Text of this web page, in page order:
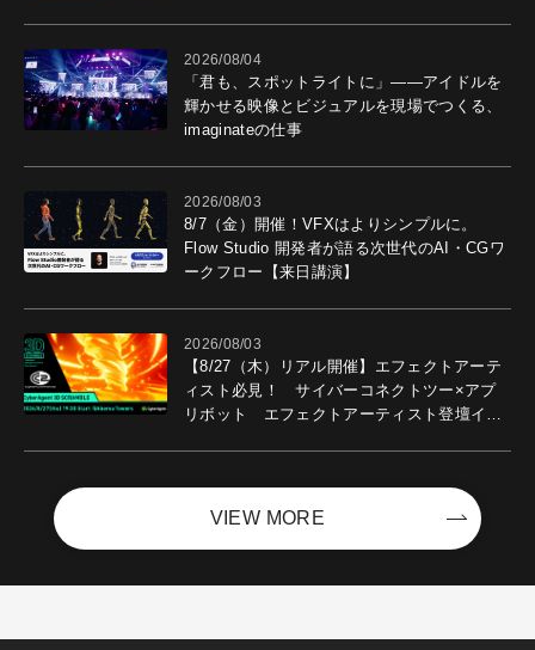
2026/08/04
「君も、スポットライトに」――アイドルを
輝かせる映像とビジュアルを現場でつくる、
imaginateの仕事
2026/08/03
8/7（金）開催！VFXはよりシンプルに。
Flow Studio 開発者が語る次世代のAI・CGワ
ークフロー【来日講演】
2026/08/03
【8/27（木）リアル開催】エフェクトアーテ
ィスト必見！ サイバーコネクトツー×アプ
リボット エフェクトアーティスト登壇イベ
VIEW MORE